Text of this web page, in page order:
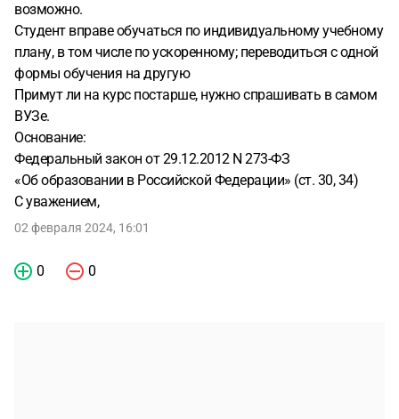
возможно.
Студент вправе обучаться по индивидуальному учебному
плану, в том числе по ускоренному; переводиться с одной
формы обучения на другую
Примут ли на курс постарше, нужно спрашивать в самом
ВУЗе.
Основание:
Федеральный закон от 29.12.2012 N 273-ФЗ
«Об образовании в Российской Федерации» (ст. 30, 34)
С уважением,
02 февраля 2024, 16:01
0 0